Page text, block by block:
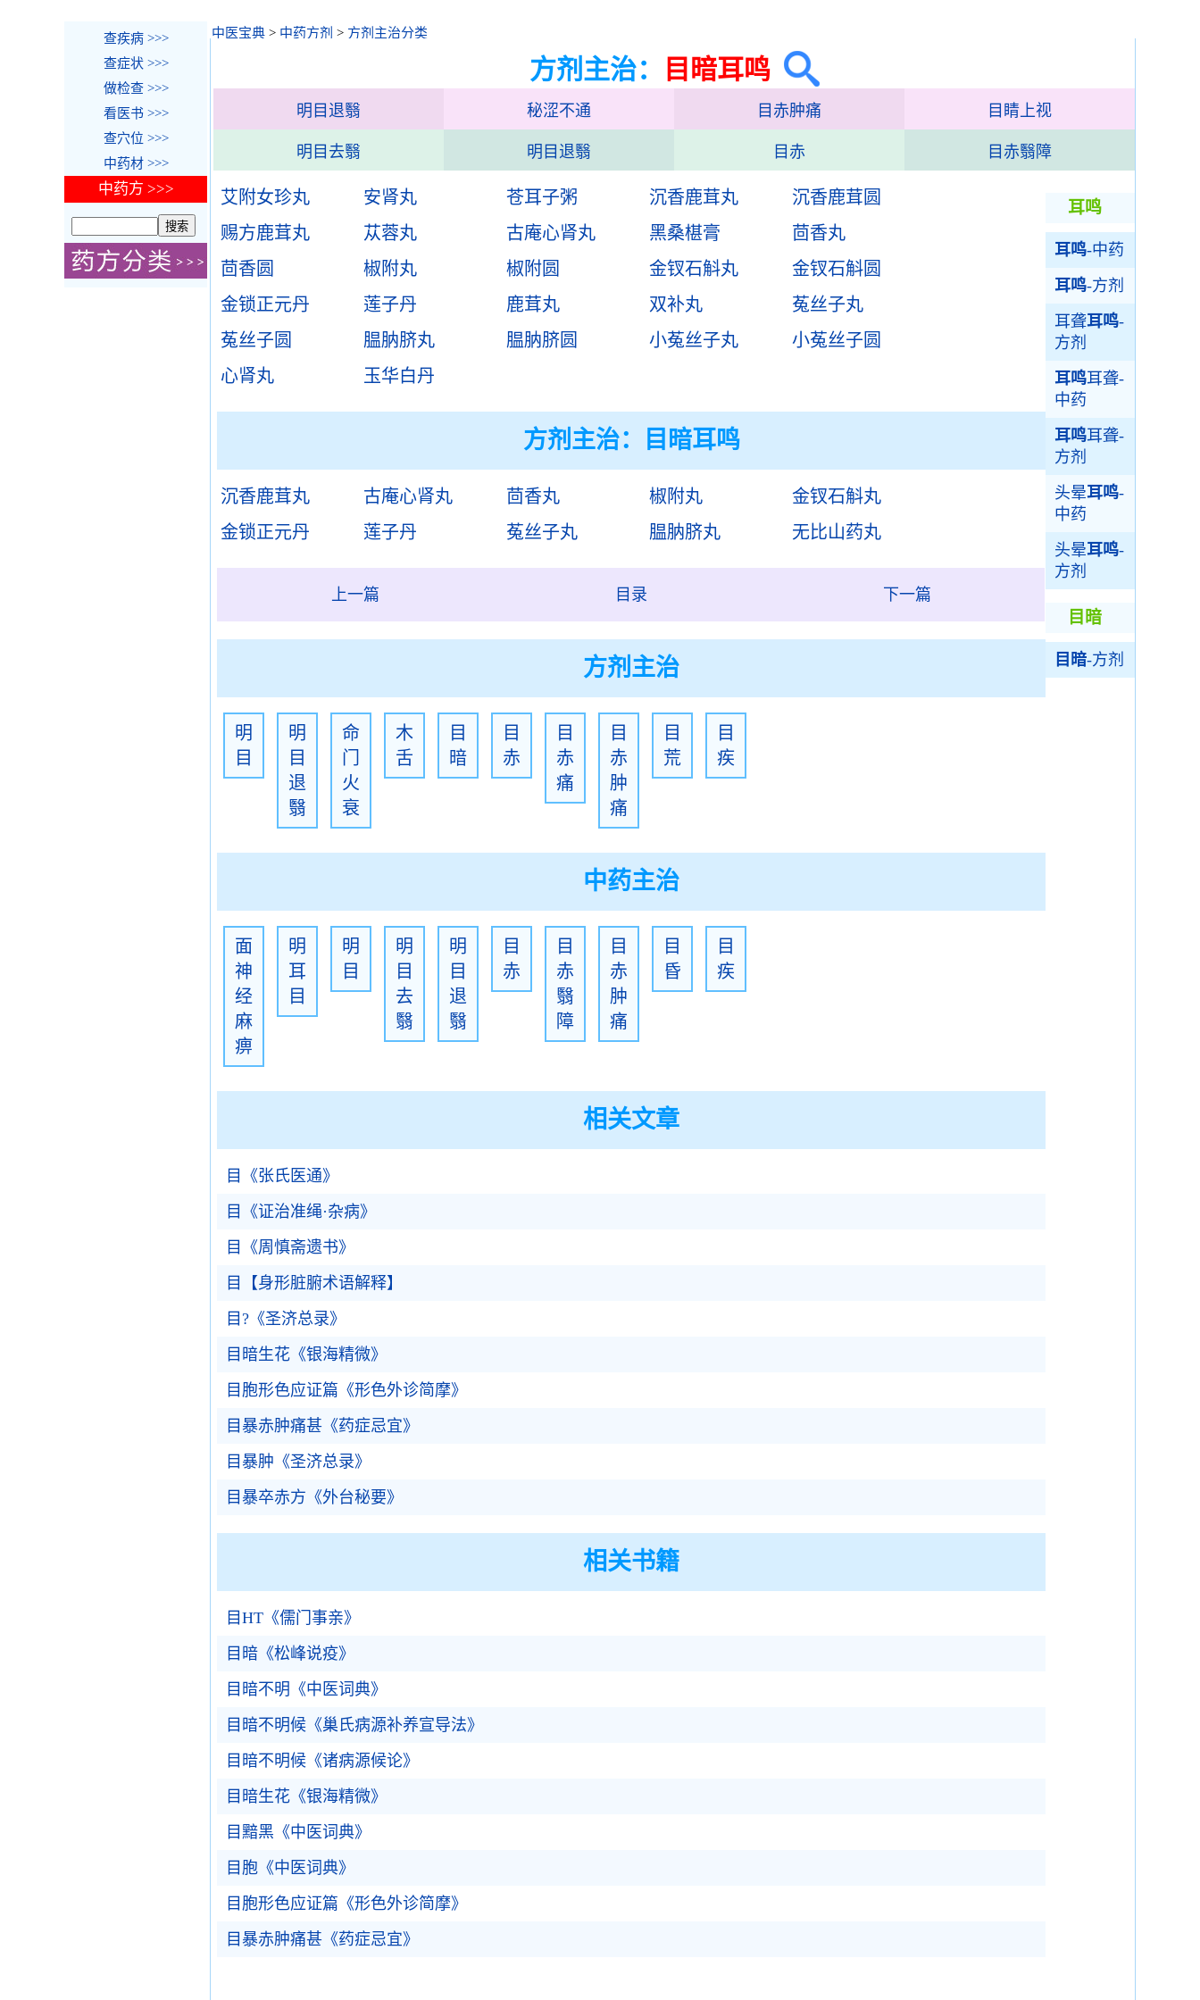
中医宝典 > 中药方剂 > 方剂主治分类
方剂主治： 目暗耳鸣
明目退翳 秘涩不通 目赤肿痛 目睛上视
明目去翳 明目退翳 目赤 目赤翳障
耳鸣
耳鸣-中药
耳鸣-方剂
耳聋耳鸣-
方剂
耳鸣耳聋-
中药
耳鸣耳聋-
方剂
头晕耳鸣-
中药
头晕耳鸣-
方剂
目暗
目暗-方剂
艾附女珍丸 安肾丸 苍耳子粥 沉香鹿茸丸
沉香鹿茸圆
赐方鹿茸丸
苁蓉丸 古庵心肾丸 黑桑椹膏
茴香丸
茴香圆
椒附丸 椒附圆 金钗石斛丸
金钗石斛圆
金锁正元丹
莲子丹 鹿茸丸 双补丸
菟丝子丸
菟丝子圆
腽肭脐丸 腽肭脐圆 小菟丝子丸
小菟丝子圆
心肾丸
玉华白丹
方剂主治： 目暗耳鸣
沉香鹿茸丸 古庵心肾丸 茴香丸 椒附丸
金钗石斛丸
金锁正元丹
莲子丹 菟丝子丸 腽肭脐丸 无比山药丸
上一篇 目录 下一篇
方剂主治
明
目
明
目
退
翳
命
门
火
衰
木
舌
目
暗
目
赤
目
赤
痛
目
赤
肿
痛
目
荒
目
疾
中药主治
面
神
经
麻
痹
明
耳
目
明
目
明
目
去
翳
明
目
退
翳
目
赤
目
赤
翳
障
目
赤
肿
痛
目
昏
目
疾
相关文章
目《张氏医通》
目《证治准绳·杂病》
目《周慎斋遗书》
目【身形脏腑术语解释】
目?《圣济总录》
目暗生花《银海精微》
目胞形色应证篇《形色外诊简摩》
目暴赤肿痛甚《药症忌宜》
目暴肿《圣济总录》
目暴卒赤方《外台秘要》
相关书籍
目HT《儒门事亲》
目暗《松峰说疫》
目暗不明《中医词典》
目暗不明候《巢氏病源补养宣导法》
目暗不明候《诸病源候论》
目暗生花《银海精微》
目黯黑《中医词典》
目胞《中医词典》
目胞形色应证篇《形色外诊简摩》
目暴赤肿痛甚《药症忌宜》
查疾病 >>>
查症状 >>>
做检查 >>>
看医书 >>>
查穴位 >>>
中药材 >>>
中药方 >>>